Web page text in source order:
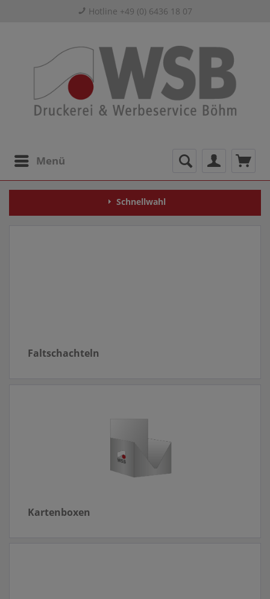
Hotline +49 (0) 6436 18 07
Menü
Schnellwahl
Faltschachteln
Kartenboxen